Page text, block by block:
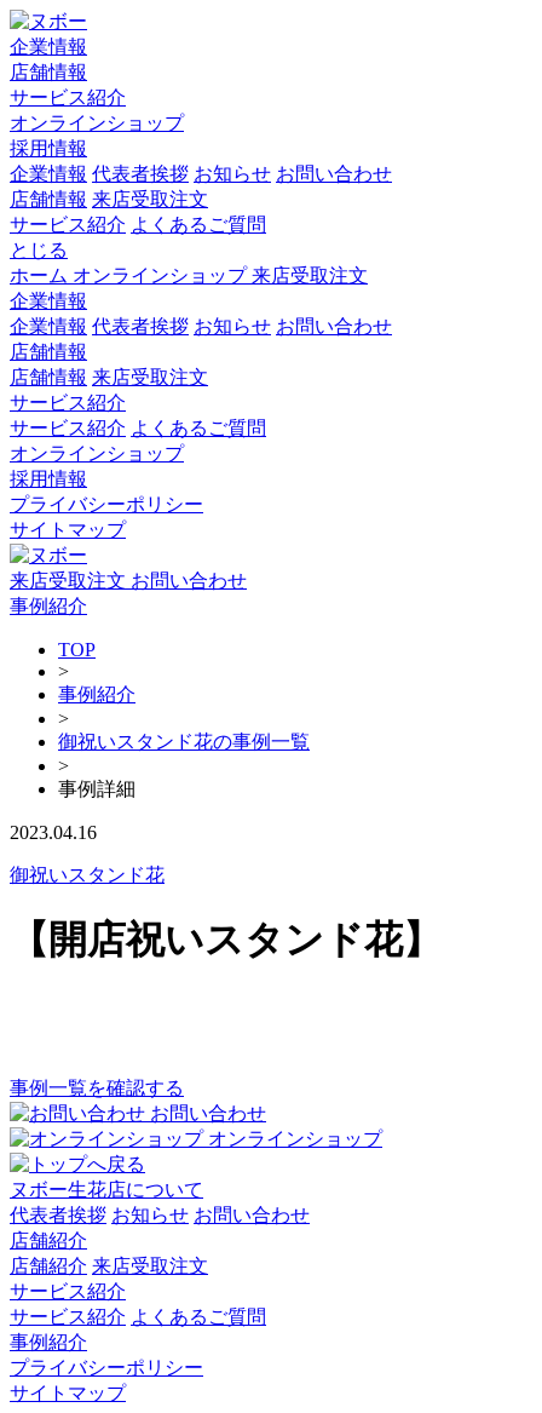
企業情報
店舗情報
サービス紹介
オンラインショップ
採用情報
企業情報 代表者挨拶 お知らせ お問い合わせ
店舗情報 来店受取注文
サービス紹介 よくあるご質問
とじる
ホーム オンラインショップ来店受取注文
企業情報
企業情報 代表者挨拶 お知らせ お問い合わせ
店舗情報
店舗情報 来店受取注文
サービス紹介
サービス紹介 よくあるご質問
オンラインショップ
採用情報
プライバシーポリシー
サイトマップ
来店受取注文 お問い合わせ
事例紹介
TOP
>
事例紹介
>
御祝いスタンド花の事例一覧
>
事例詳細
2023.04.16
御祝いスタンド花
【開店祝いスタンド花】
事例一覧を確認する
お問い合わせ
オンラインショップ
ヌボー生花店について
代表者挨拶 お知らせ お問い合わせ
店舗紹介
店舗紹介 来店受取注文
サービス紹介
サービス紹介 よくあるご質問
事例紹介
プライバシーポリシー
サイトマップ